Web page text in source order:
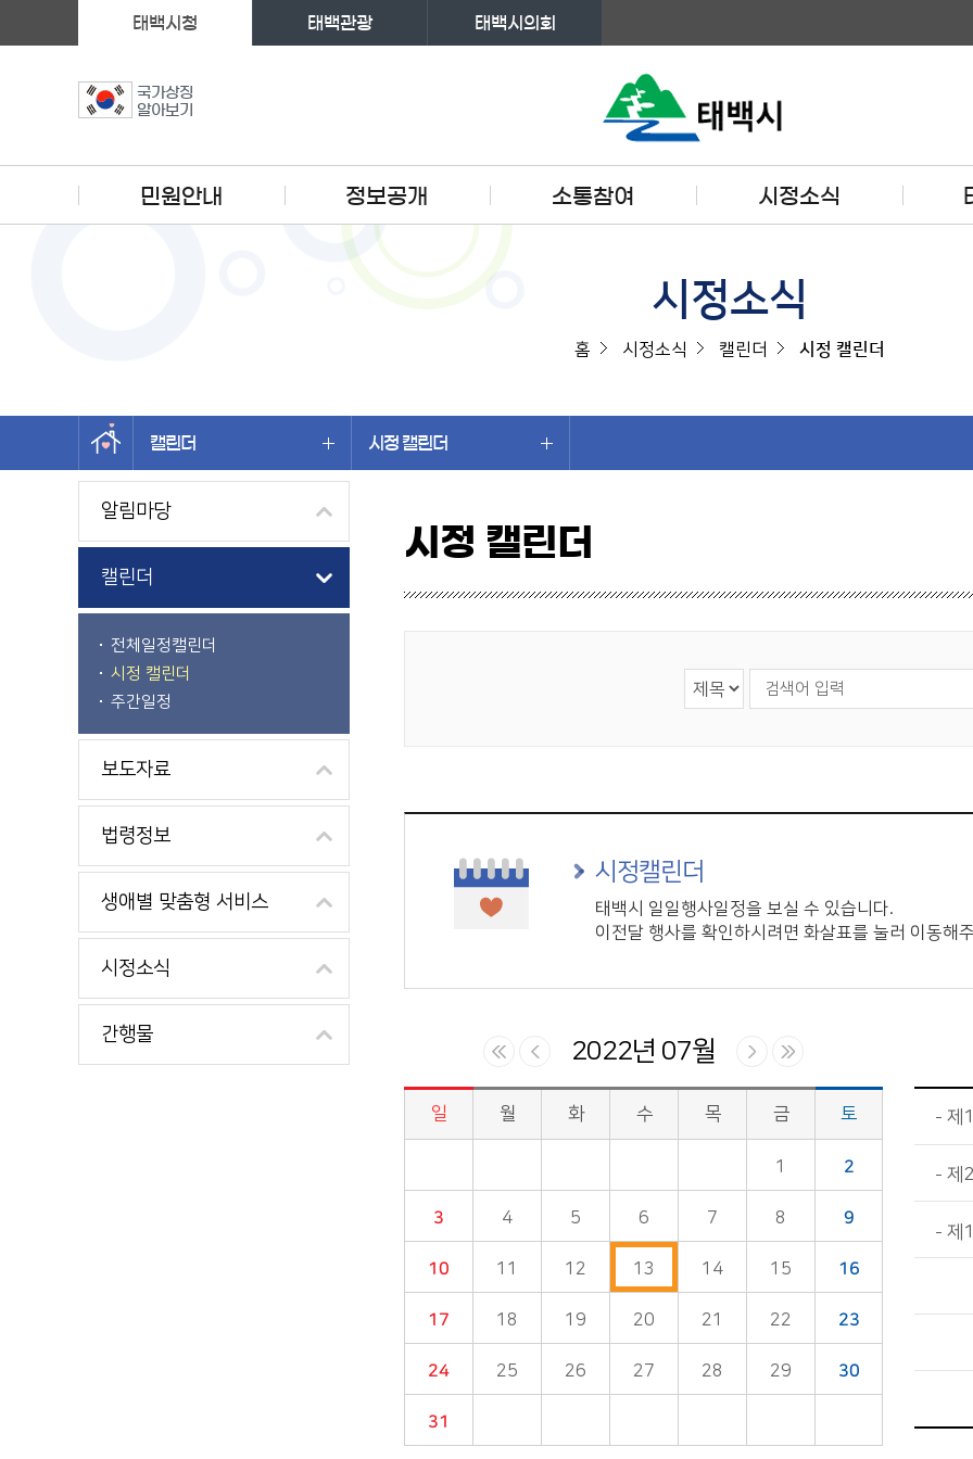
국가상징
알아보기
태백시청 태백관광 태백시의회
민원안내 정보공개 소통참여 시정소식
시정소식
홈 시정소식 캘린더 시정 캘린더
캘린더 시정 캘린더
왼쪽메뉴
알림마당
캘린더
전체일정캘린더
시정 캘린더
주간일정
보도자료
법령정보
생애별 맞춤형 서비스
시정소식
간행물
시정 캘린더
시정캘린더
태백시 일일행사일정을 보실 수 있습니다.
이전달 행사를 확인하시려면 화살표를 눌러 이동해
2022년 07월
시정소식>시정 캘린더 게시판의 (2022년 07월) 달력형태로 일정명, 일정내용을 제공합니다.
일 월 화 수 목 금 토
1 2
3 4 5 6 7 8 9
10 11 12 13 14 15 16
17 18 19 20 21 22 23
24 25 26 27 28 29 30
31
제
제
제